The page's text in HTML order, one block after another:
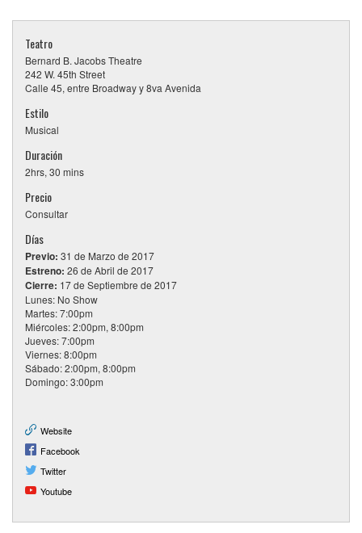
Teatro
Bernard B. Jacobs Theatre
242 W. 45th Street
Calle 45, entre Broadway y 8va Avenida
Estilo
Musical
Duración
2hrs, 30 mins
Precio
Consultar
Días
Previo: 31 de Marzo de 2017
Estreno: 26 de Abril de 2017
Cierre: 17 de Septiembre de 2017
Lunes: No Show
Martes: 7:00pm
Miércoles: 2:00pm, 8:00pm
Jueves: 7:00pm
Viernes: 8:00pm
Sábado: 2:00pm, 8:00pm
Domingo: 3:00pm
Website
Facebook
Twitter
Youtube